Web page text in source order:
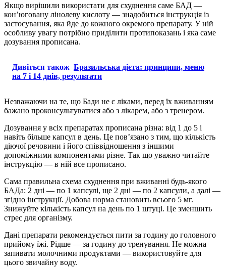
Якщо вирішили використати для схуднення саме БАД —
кон’юговану лінолеву кислоту — знадобиться інструкція із
застосування, яка йде до кожного окремого препарату. У ній
особливу увагу потрібно приділити протипоказань і яка саме
дозування прописана.
Дивіться також Бразильська дієта: принципи, меню
на 7 і 14 днів, результати
Незважаючи на те, що Бади не є ліками, перед їх вживанням
бажано проконсультуватися або з лікарем, або з тренером.
Дозування у всіх препаратах прописана різна: від 1 до 5 і
навіть більше капсул в день. Це пов’язано з тим, що кількість
діючої речовини і його співвідношення з іншими
допоміжними компонентами різне. Так що уважно читайте
інструкцію — в ній все прописано.
Сама правильна схема схуднення при вживанні будь-якого
БАДа: 2 дні — по 1 капсулі, ще 2 дні — по 2 капсули, а далі —
згідно інструкції. Добова норма становить всього 5 мг.
Знижуйте кількість капсул на день по 1 штуці. Це зменшить
стрес для організму.
Дані препарати рекомендується пити за годину до головного
прийому їжі. Рідше — за годину до тренування. Не можна
запивати молочними продуктами — використовуйте для
цього звичайну воду.